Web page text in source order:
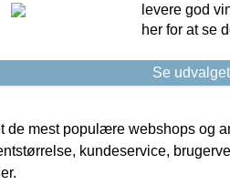
levere god
her for at se
Se
de mest populære webshops og
kundeservice,